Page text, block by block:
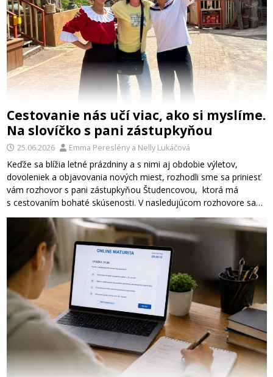
Cestovanie nás učí viac, ako si myslíme.
Na slovíčko s pani zástupkyňou
25.06.2026 Emma Pereslénya Nelly Lukáčová
Keďže sa blížia letné prázdniny a s nimi aj obdobie výletov,
dovoleniek a objavovania nových miest, rozhodli sme sa priniesť
vám rozhovor s pani zástupkyňou Študencovou, ktorá má
s cestovaním bohaté skúsenosti. V nasledujúcom rozhovore sa…